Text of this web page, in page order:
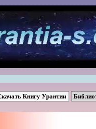
Книгу Урантии